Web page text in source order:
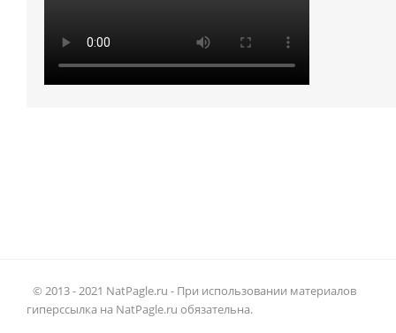
© 2013 - 2021 NatPagle.ru - При использовании материалов
гиперссылка на NatPagle.ru обязательна.